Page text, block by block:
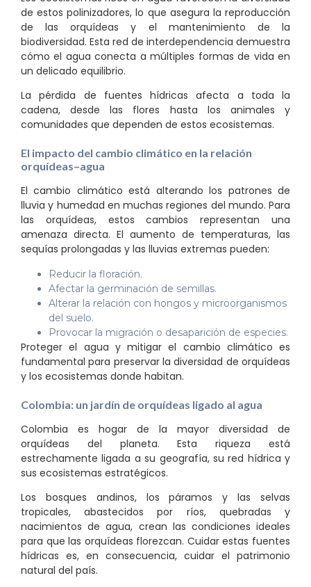
de estos polinizadores, lo que asegura la reproducción
de las orquídeas y el mantenimiento de la
biodiversidad. Esta red de interdependencia demuestra
cómo el agua conecta a múltiples formas de vida en
un delicado equilibrio.
La pérdida de fuentes hídricas afecta a toda la
cadena, desde las flores hasta los animales y
comunidades que dependen de estos ecosistemas.
El impacto del cambio climático en la relación
orquídeas–agua
El cambio climático está alterando los patrones de
lluvia y humedad en muchas regiones del mundo. Para
las orquídeas, estos cambios representan una
amenaza directa. El aumento de temperaturas, las
sequías prolongadas y las lluvias extremas pueden:
Reducir la floración.
Afectar la germinación de semillas.
Alterar la relación con hongos y microorganismos
del suelo.
Provocar la migración o desaparición de especies.
Proteger el agua y mitigar el cambio climático es
fundamental para preservar la diversidad de orquídeas
y los ecosistemas donde habitan.
Colombia: un jardín de orquídeas ligado al agua
Colombia es hogar de la mayor diversidad de
orquídeas del planeta. Esta riqueza está
estrechamente ligada a su geografía, su red hídrica y
sus ecosistemas estratégicos.
Los bosques andinos, los páramos y las selvas
tropicales, abastecidos por ríos, quebradas y
nacimientos de agua, crean las condiciones ideales
para que las orquídeas florezcan. Cuidar estas fuentes
hídricas es, en consecuencia, cuidar el patrimonio
natural del país.